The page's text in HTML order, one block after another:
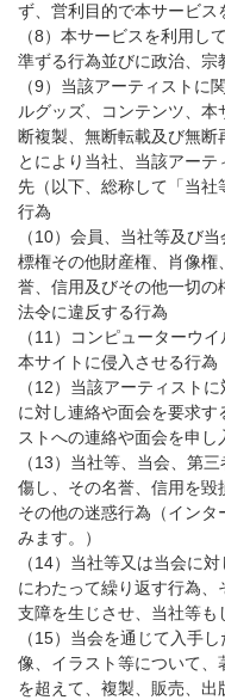
ず、営利目的で本サービス
（8）本サービスを利用し
準ずる行為並びに政治、宗
（9）当該アーティストに
ルグッズ、コンテンツ、
断複製、無断転載及び無断
とにより当社、当該アーテ
先（以下、総称して「当社
行為
（10）会員、当社等及び
標権その他財産権、肖像権
誉、信用及びその他一切
法令に違反する行為
（11）コンピューターウ
本サイトに侵入させる行為
（12）当該アーティスト
に対し連絡や面会を要求す
ストへの連絡や面会を申し
（13）当社等、当会、第
傷し、その名誉、信用を毀
その他の迷惑行為（イン
みます。）
（14）当社等又は当会に
にわたって繰り返す行為
支障を生じさせ、当社等も
（15）当会を通じて入手
像、イラスト等について、
を超えて、複製、販売、